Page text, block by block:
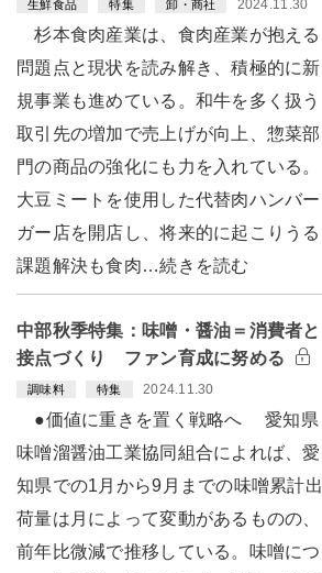
生鮮食品 特集 卸・商社 2024.11.30
杉本食肉産業は、食肉産業が抱える
問題点と現状を読み解き、積極的に新
規事業も進めている。和牛を多く扱う
取引先の増加で売上げが向上、惣菜部
門の商品の強化にも力を入れている。
大豆ミートを使用した代替肉ハンバー
ガー店を開店し、将来的に起こりうる
課題解決も食肉…続きを読む
中部秋季特集：味噌・醤油＝消費者と
接点づくり ファン育成に努める
調味料 特集 2024.11.30
●価値に重きを置く戦略へ 愛知県
味噌溜醤油工業協同組合によれば、愛
知県での1月から9月までの味噌累計出
荷量は月によって変動があるものの、
前年比微減で推移している。味噌につ